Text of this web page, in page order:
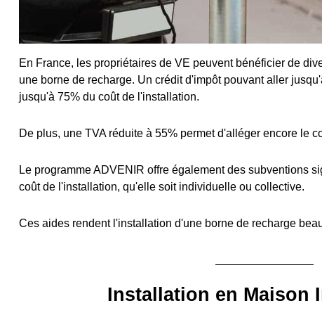
En France, les propriétaires de VE peuvent bénéficier de
une borne de recharge. Un crédit d'impôt pouvant aller
jusqu'à 75% du coût de l'installation.
De plus, une TVA réduite à 55% permet d'alléger encore le
Le programme ADVENIR offre également des subventions
coût de l'installation, qu'elle soit individuelle ou collective.
Ces aides rendent l'installation d'une borne de recharge
Installation en Maison